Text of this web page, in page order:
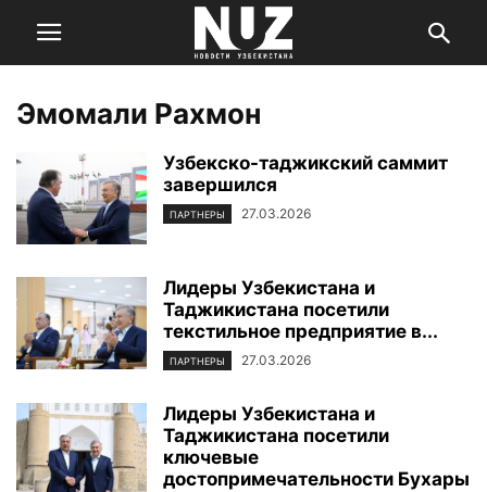
Эмомали Рахмон
Узбекско-таджикский саммит
завершился
ПАРТНЕРЫ 27.03.2026
Лидеры Узбекистана и
Таджикистана посетили
текстильное предприятие в...
ПАРТНЕРЫ 27.03.2026
Лидеры Узбекистана и
Таджикистана посетили
ключевые
достопримечательности Бухары